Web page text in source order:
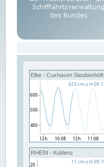
Elbe - Cuxhaven Steubenhöft
RHEIN - Koblenz